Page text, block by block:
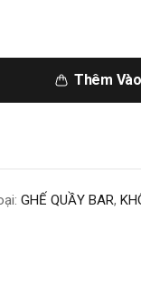
Thêm
GHẾ QUẦY BAR,